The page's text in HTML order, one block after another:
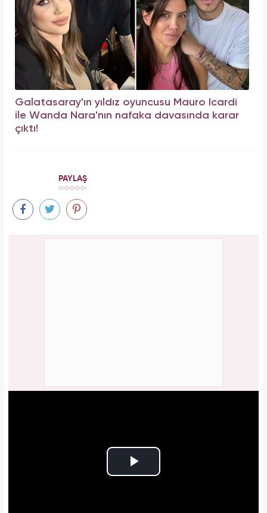
Galatasaray'ın yıldız oyuncusu Mauro Icardi
ile Wanda Nara'nın nafaka davasında karar
çıktı!
PAYLAŞ